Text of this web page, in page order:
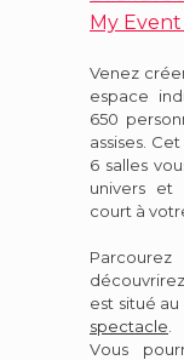
My Event
Venez
espace
650
assises.
6 salles
univers et
court à
Parcourez
est situé
spectacle
Vous